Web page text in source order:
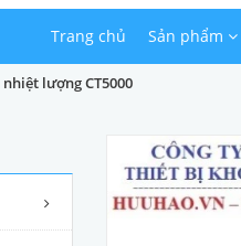
Trang chủ Sản phẩm
lượng CT5000